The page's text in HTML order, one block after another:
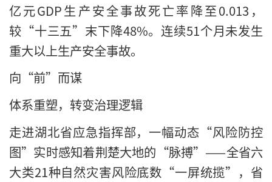
亿元GDP生产安全事故死亡率降至0.013，
较“十三五”末下降48%。连续51个月未发生
重大以上生产安全事故。
向“前”而谋
体系重塑，转变治理逻辑
走进湖北省应急指挥部，一幅动态“风险防控
图”实时感知着荆楚大地的“脉搏”——全省六
大类21种自然灾害风险底数“一屏统揽”，省